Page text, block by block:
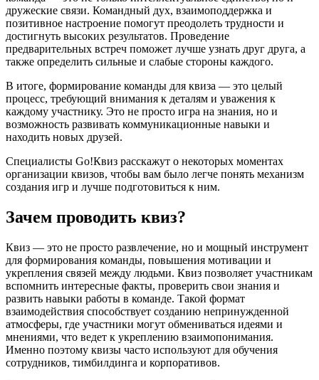
дружеские связи. Командный дух, взаимоподдержка и
позитивное настроение помогут преодолеть трудности и
достигнуть высоких результатов. Проведение
предварительных встреч поможет лучше узнать друг друга, а
также определить сильные и слабые стороны каждого.
В итоге, формирование команды для квиза — это целый
процесс, требующий внимания к деталям и уважения к
каждому участнику. Это не просто игра на знания, но и
возможность развивать коммуникационные навыки и
находить новых друзей.
Специалисты Go!Квиз расскажут о некоторых моментах
организации квизов, чтобы вам было легче понять механизм
создания игр и лучше подготовиться к ним.
Зачем проводить квиз?
Квиз — это не просто развлечение, но и мощный инструмент
для формирования команды, повышения мотивации и
укрепления связей между людьми. Квиз позволяет участникам
вспомнить интересные факты, проверить свои знания и
развить навыки работы в команде. Такой формат
взаимодействия способствует созданию непринужденной
атмосферы, где участники могут обмениваться идеями и
мнениями, что ведет к укреплению взаимопонимания.
Именно поэтому квизы часто используют для обучения
сотрудников, тимбилдинга и корпоративов.